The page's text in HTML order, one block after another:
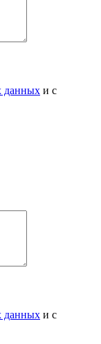
данных и с
данных и с